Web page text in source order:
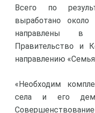
Всего по
выработано
направлены в
Правительство и
направлению
«Необходим
села и его